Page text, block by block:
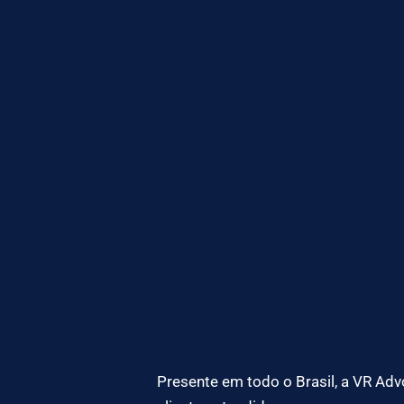
Presente em todo o Brasil, a VR